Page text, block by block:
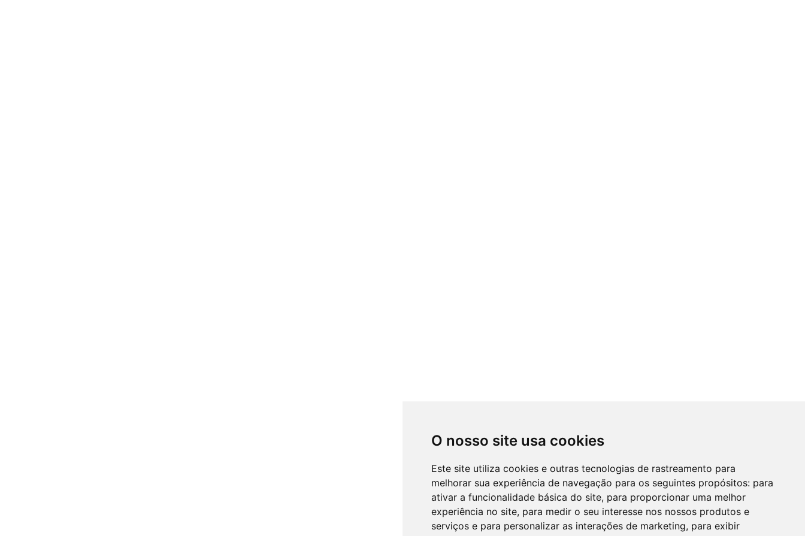
O nosso site usa cookies
Este site utiliza cookies e outras tecnologias de rastreamento para
melhorar sua experiência de navegação para os seguintes propósitos: para
ativar a funcionalidade básica do site, para proporcionar uma melhor
experiência no site, para medir o seu interesse nos nossos produtos e
serviços e para personalizar as interações de marketing, para exibir